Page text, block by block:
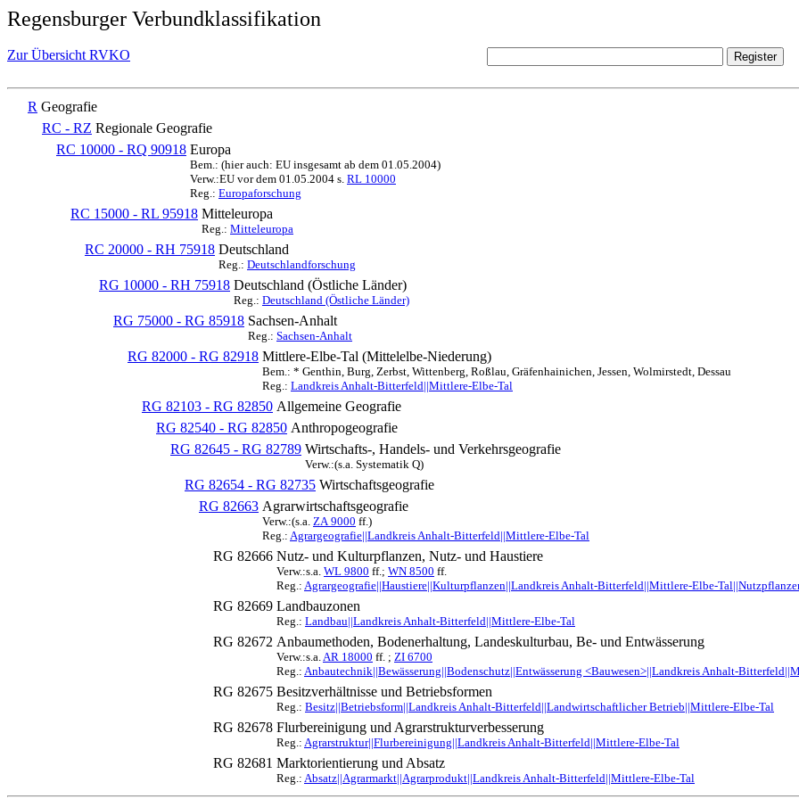
Regensburger Verbundklassifikation
Zur Übersicht RVKO
R Geografie
RC - RZ Regionale Geografie
RC 10000 - RQ 90918 Europa
Bem.: (hier auch: EU insgesamt ab dem 01.05.2004)
Verw.:EU vor dem 01.05.2004 s. RL 10000
Reg.: Europaforschung
RC 15000 - RL 95918 Mitteleuropa
Reg.: Mitteleuropa
RC 20000 - RH 75918 Deutschland
Reg.: Deutschlandforschung
RG 10000 - RH 75918 Deutschland (Östliche Länder)
Reg.: Deutschland (Östliche Länder)
RG 75000 - RG 85918 Sachsen-Anhalt
Reg.: Sachsen-Anhalt
RG 82000 - RG 82918 Mittlere-Elbe-Tal (Mittelelbe-Niederung)
Bem.: * Genthin, Burg, Zerbst, Wittenberg, Roßlau, Gräfenhainichen, Jessen, Wolmirstedt, Dessau
Reg.: Landkreis Anhalt-Bitterfeld||Mittlere-Elbe-Tal
RG 82103 - RG 82850 Allgemeine Geografie
RG 82540 - RG 82850 Anthropogeografie
RG 82645 - RG 82789 Wirtschafts-, Handels- und Verkehrsgeografie
Verw.:(s.a. Systematik Q)
RG 82654 - RG 82735 Wirtschaftsgeografie
RG 82663 Agrarwirtschaftsgeografie
Verw.:(s.a. ZA 9000 ff.)
Reg.: Agrargeografie||Landkreis Anhalt-Bitterfeld||Mittlere-Elbe-Tal
RG 82666 Nutz- und Kulturpflanzen, Nutz- und Haustiere
Verw.:s.a. WL 9800 ff.; WN 8500 ff.
Reg.: Agrargeografie||Haustiere||Kulturpflanzen||Landkreis Anhalt-Bitterfeld||Mittlere-Elbe-
RG 82669 Landbauzonen
Reg.: Landbau||Landkreis Anhalt-Bitterfeld||Mittlere-Elbe-Tal
RG 82672 Anbaumethoden, Bodenerhaltung, Landeskulturbau, Be- und Entwässerung
Verw.:s.a.AR 18000 ff. ; ZI 6700
Reg.: Anbautechnik||Bewässerung||Bodenschutz||Entwässerung <Bauwesen>||Landkreis Anhalt-
RG 82675 Besitzverhältnisse und Betriebsformen
Reg.: Besitz||Betriebsform||Landkreis Anhalt-Bitterfeld||Landwirtschaftlicher Betrieb||Mittlere-Elbe-Tal
RG 82678 Flurbereinigung und Agrarstrukturverbesserung
Reg.: Agrarstruktur||Flurbereinigung||Landkreis Anhalt-Bitterfeld||Mittlere-Elbe-Tal
RG 82681 Marktorientierung und Absatz
Reg.: Absatz||Agrarmarkt||Agrarprodukt||Landkreis Anhalt-Bitterfeld||Mittlere-Elbe-Tal